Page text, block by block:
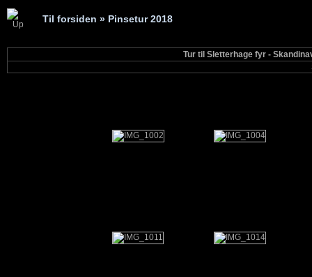
Til forsiden » Pinsetur 2018
Tur til Sletterhage fyr -